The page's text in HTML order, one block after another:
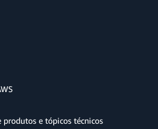
produtos e tópicos técnicos